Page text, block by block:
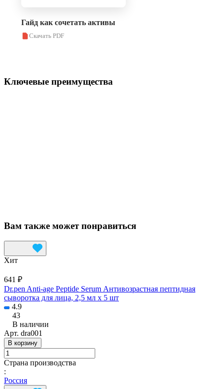
Гайд как сочетать активы
Скачать PDF
Ключевые преимущества
Вам также может понравиться
Хит
641 ₽
Dr.pen Anti-age Peptide Serum Антивозрастная пептидная
сыворотка для лица, 2,5 мл х 5 шт
4.9
43
В наличии
Арт. dra001
В корзину
Страна производства
:
Россия